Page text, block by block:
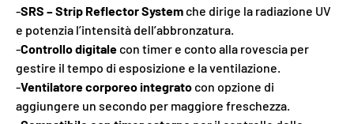
-SRS – Strip Reflector Systemche dirige la radiazione UV
e potenzia l’intensità dell’abbronzatura.
-Controllo digitalecon timer e conto alla rovescia per
gestire il tempo di esposizione e la ventilazione.
-Ventilatore corporeo integratocon opzione di
aggiungere un secondo per maggiore freschezza.